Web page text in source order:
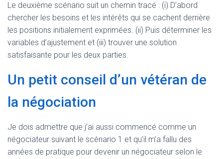
Le deuxième scénario suit un chemin tracé : (i) D’abord
chercher les besoins et les intérêts qui se cachent derrière
les positions initialement exprimées. (ii) Puis déterminer les
variables d’ajustement et (iii) trouver une solution
satisfaisante pour les deux parties.
Un petit conseil d’un vétéran de
la négociation
Je dois admettre que j’ai aussi commencé comme un
négociateur suivant le scénario 1 et qu’il m’a fallu des
années de pratique pour devenir un négociateur selon le